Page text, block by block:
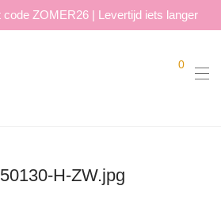
ZOMER26 | Levertijd iets langer
0
H-ZW.jpg